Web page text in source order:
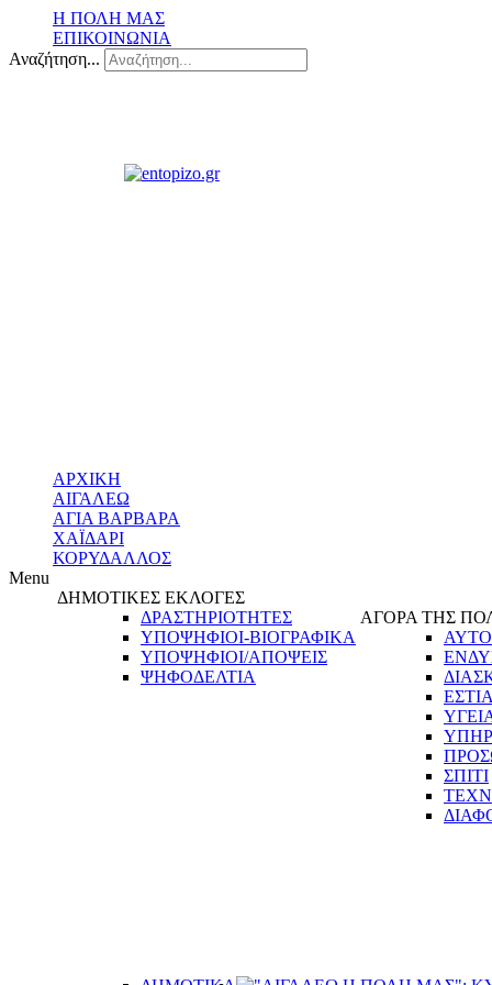
Η ΠΟΛΗ ΜΑΣ
ΕΠΙΚΟΙΝΩΝΙΑ
Αναζήτηση...
ΑΡΧΙΚΗ
ΑΙΓΑΛΕΩ
ΑΓΙΑ ΒΑΡΒΑΡΑ
ΧΑΪΔΑΡΙ
ΚΟΡΥΔΑΛΛΟΣ
Menu
ΔΗΜΟΤΙΚΕΣ ΕΚΛΟΓΕΣ
ΔΡΑΣΤΗΡΙΟΤΗΤΕΣ
ΥΠΟΨΗΦΙΟΙ-ΒΙΟΓΡΑΦΙΚΑ
ΥΠΟΨΗΦΙΟΙ/ΑΠΟΨΕΙΣ
ΨΗΦΟΔΕΛΤΙΑ
ΑΓΟΡΑ ΤΗΣ
ΣΠΙΤΙ